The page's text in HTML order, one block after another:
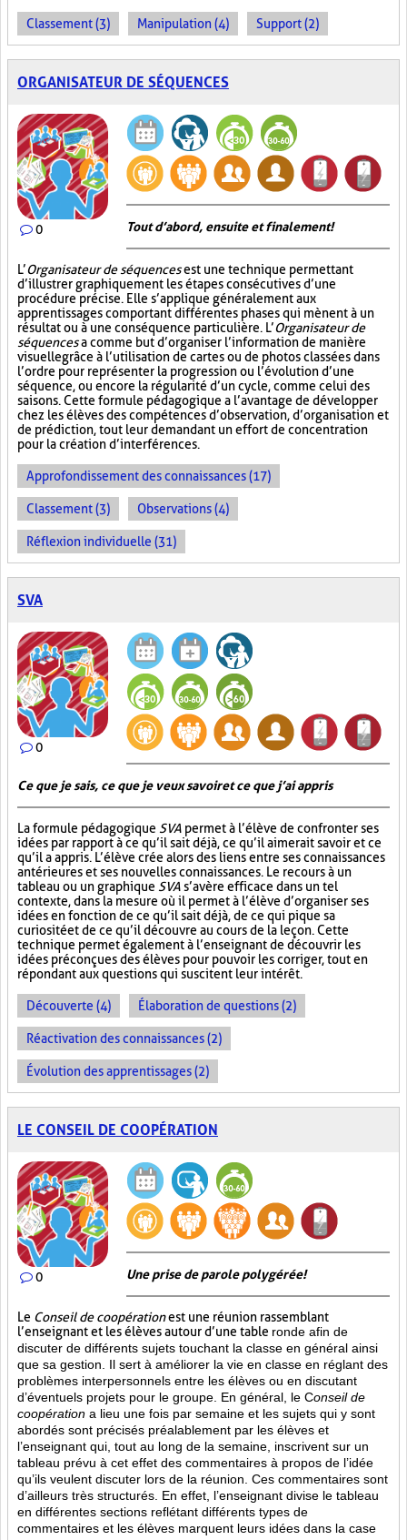
Classement (3) Manipulation (4) Support (2)
ORGANISATEUR DE SÉQUENCES
0 Tout d’abord, ensuite et finalement!
L’Organisateur de séquencesest une technique permettant
d’illustrer graphiquement les étapes consécutives d’une
procédure précise. Elle s’applique généralement aux
apprentissages comportant différentes phases qui mènent à un
résultat ou à une conséquence particulière. L’Organisateur de
séquencesa comme but d’organiser l’information de manière
visuellegrâce à l’utilisation de cartes ou de photos classées dans
l’ordre pour représenter la progression ou l’évolution d’une
séquence, ou encore la régularité d’un cycle, comme celui des
saisons. Cette formule pédagogique a l’avantage de développer
chez les élèves des compétences d’observation, d’organisation et
de prédiction, tout leur demandant un effort de concentration
pour la création d’interférences.
Approfondissement des connaissances (17)
Classement (3) Observations (4)
Réflexion individuelle (31)
SVA
0
Ce que je sais, ce que je veux savoir et ce que j’ai appris
La formule pédagogique SVA permet à l’élève de confronter ses
idées par rapport à ce qu’il sait déjà, ce qu’il aimerait savoir et ce
qu’il a appris. L’élève crée alors des liens entre ses connaissances
antérieures et ses nouvelles connaissances. Le recours à un
tableau ou un graphique SVA s’avère efficace dans un tel
contexte, dans la mesure où il permet à l’élève d’organiser ses
idées en fonction de ce qu’il sait déjà, de ce qui pique sa
curiosité et de ce qu’il découvre au cours de la leçon. Cette
technique permet également à l’enseignant de découvrir les
idées préconçues des élèves pour pouvoir les corriger, tout en
répondant aux questions qui suscitent leur intérêt.
Découverte (4) Élaboration de questions (2)
Réactivation des connaissances (2)
Évolution des apprentissages (2)
LE CONSEIL DE COOPÉRATION
0 Une prise de parole polygérée!
Le Conseil de coopérationest une réunion rassemblant
l’enseignant et les élèves autour d’une table ronde afin de
discuter de différents sujets touchant la classe en général ainsi
que sa gestion. Il sert à améliorer la vie en classe en réglant des
problèmes interpersonnels entre les élèves ou en discutant
d’éventuels projets pour le groupe. En général, le Conseil de
coopération a lieu une fois par semaine et les sujets qui y sont
abordés sont précisés préalablement par les élèves et
l’enseignant qui, tout au long de la semaine, inscrivent sur un
tableau prévu à cet effet des commentaires à propos de l’idée
qu’ils veulent discuter lors de la réunion. Ces commentaires sont
d’ailleurs très structurés. En effet, l’enseignant divise le tableau
en différentes sections reflétant différents types de
commentaires et les élèves marquent leurs idées dans la case